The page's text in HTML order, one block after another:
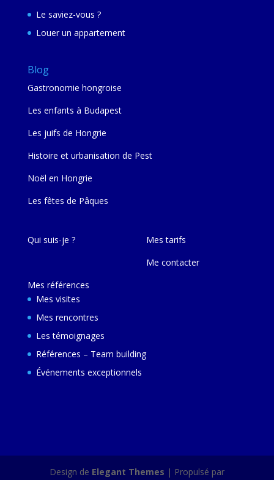
Le saviez-vous ?
Louer un appartement
Blog
Gastronomie hongroise
Les enfants à Budapest
Les juifs de Hongrie
Histoire et urbanisation de Pest
Noël en Hongrie
Les fêtes de Pâques
Qui suis-je ?
Mes références
Mes visites
Mes rencontres
Les témoignages
Références – Team building
Événements exceptionnels
Mes tarifs
Me contacter
Design de Elegant Themes | Propulsé par